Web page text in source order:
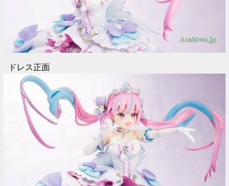
ドレス正面